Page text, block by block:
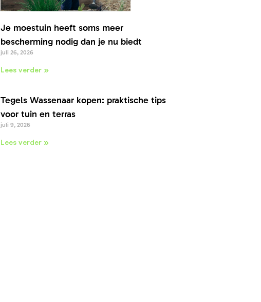
Je moestuin heeft soms meer
bescherming nodig dan je nu biedt
juli 26, 2026
Lees verder »
Tegels Wassenaar kopen: praktische tips
voor tuin en terras
juli 9, 2026
Lees verder »